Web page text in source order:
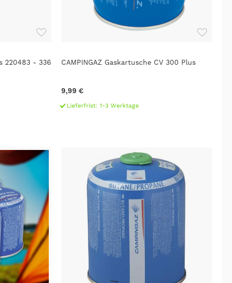
220483 - 336
CAMPINGAZ Gaskartusche CV 300 Plus
9,99 €
Lieferfrist: 1-3 Werktage